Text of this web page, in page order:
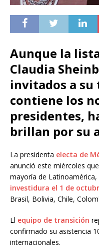
Aunque la
Claudia
invitados a su
contiene los
presidentes,
brillan por su
La presidenta electa de
anunció este miércoles
mayoría de Latinoamérica,
investidura el 1 de
Brasil, Bolivia, Chile,
El equipo de transición
confirmado su asistencia
internacionales.